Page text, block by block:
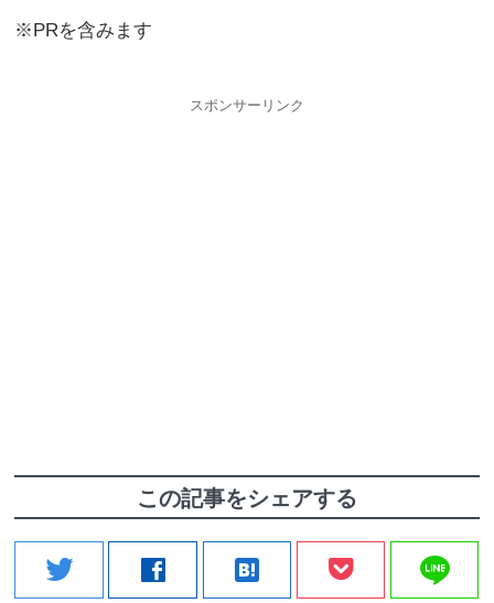
※PRを含みます
スポンサーリンク
この記事をシェアする
twitter facebook hatenabookmark line